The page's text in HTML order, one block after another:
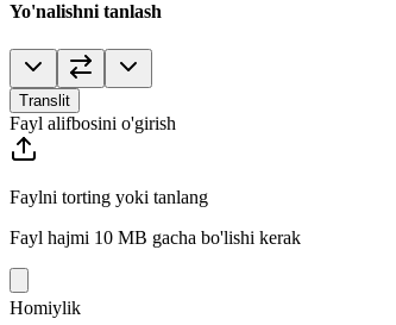
Yo'nalishni tanlash
Translit
Fayl alifbosini o'girish
Faylni torting yoki tanlang
Fayl hajmi 10 MB gacha bo'lishi kerak
Homiylik